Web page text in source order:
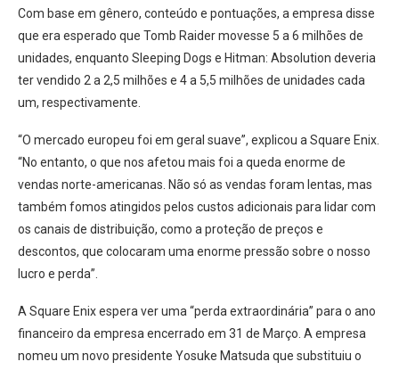
Com base em gênero, conteúdo e pontuações, a empresa disse
que era esperado que Tomb Raider movesse 5 a 6 milhões de
unidades, enquanto Sleeping Dogs e Hitman: Absolution deveria
ter vendido 2 a 2,5 milhões e 4 a 5,5 milhões de unidades cada
um, respectivamente.
“O mercado europeu foi em geral suave”, explicou a Square Enix.
“No entanto, o que nos afetou mais foi a queda enorme de
vendas norte-americanas. Não só as vendas foram lentas, mas
também fomos atingidos pelos custos adicionais para lidar com
os canais de distribuição, como a proteção de preços e
descontos, que colocaram uma enorme pressão sobre o nosso
lucro e perda”.
A Square Enix espera ver uma “perda extraordinária” para o ano
financeiro da empresa encerrado em 31 de Março. A empresa
nomeu um novo presidente Yosuke Matsuda que substituiu o